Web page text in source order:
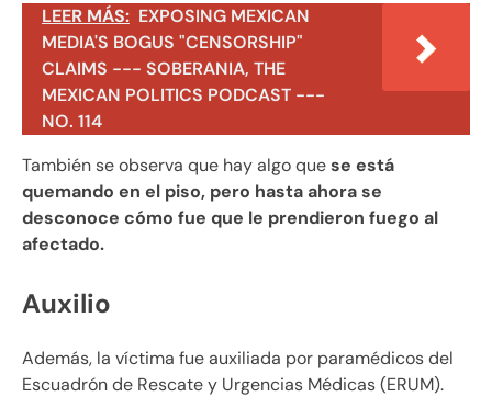
LEER MÁS: EXPOSING MEXICAN
MEDIA'S BOGUS "CENSORSHIP"
CLAIMS --- SOBERANIA, THE
MEXICAN POLITICS PODCAST ---
NO. 114
También se observa que hay algo quese está
quemando en el piso, pero hasta ahora se
desconoce cómo fue que le prendieron fuego al
afectado.
Auxilio
Además, la víctima fue auxiliada por paramédicos del
Escuadrón de Rescate y Urgencias Médicas (ERUM).